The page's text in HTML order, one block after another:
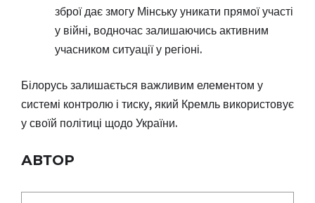
зброї дає змогу Мінську уникати прямої участі
у війні, водночас залишаючись активним
учасником ситуації у регіоні.
Білорусь залишається важливим елементом у
системі контролю і тиску, який Кремль використовує
у своїй політиці щодо України.
АВТОР